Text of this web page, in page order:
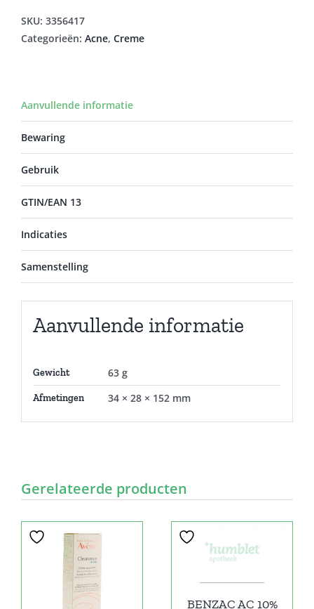
SKU: 3356417
Categorieën: Acne, Creme
Aanvullende informatie
Bewaring
Gebruik
GTIN/EAN 13
Indicaties
Samenstelling
Aanvullende informatie
Gewicht 63 g
Afmetingen 34 × 28 × 152 mm
Gerelateerde producten
Sale!
BENZAC AC 10%